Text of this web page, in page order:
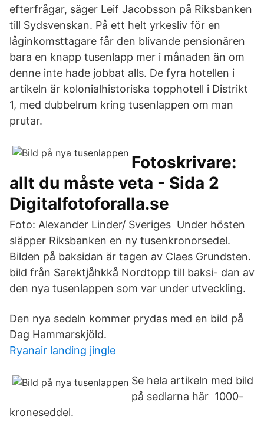
efterfrågar, säger Leif Jacobsson på Riksbanken
till Sydsvenskan. På ett helt yrkesliv för en
låginkomsttagare får den blivande pensionären
bara en knapp tusenlapp mer i månaden än om
denne inte hade jobbat alls. De fyra hotellen i
artikeln är kolonialhistoriska topphotell i Distrikt
1, med dubbelrum kring tusenlappen om man
prutar.
Fotoskrivare:
allt du måste veta - Sida 2
Digitalfotoforalla.se
Foto: Alexander Linder/ Sveriges Under hösten
släpper Riksbanken en ny tusenkronorsedel.
Bilden på baksidan är tagen av Claes Grundsten.
bild från Sarektjåhkkå Nordtopp till baksi- dan av
den nya tusenlappen som var under utveckling.
Den nya sedeln kommer prydas med en bild på
Dag Hammarskjöld.
Ryanair landing jingle
Se hela artikeln med bild
på sedlarna här 1000-
kroneseddel.